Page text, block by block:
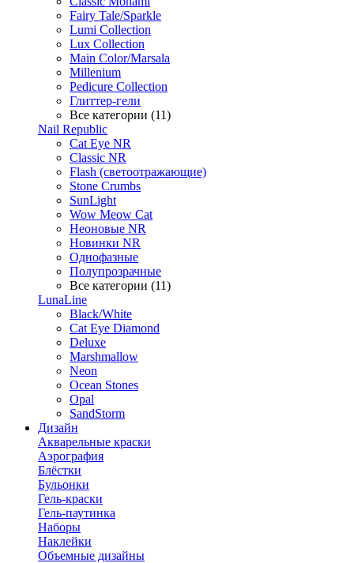
Fairy Tale/Sparkle
Lumi Collection
Lux Collection
Main Color/Marsala
Millenium
Pedicure Collection
Глиттер-гели
Все категории (11)
Nail Republic
Cat Eye NR
Classic NR
Flash (светоотражающие)
Stone Crumbs
SunLight
Wow Meow Cat
Неоновые NR
Новинки NR
Однофазные
Полупрозрачные
Все категории (11)
LunaLine
Black/White
Cat Eye Diamond
Deluxe
Marshmallow
Neon
Ocean Stones
Opal
SandStorm
Дизайн
Акварельные краски
Аэрография
Блёстки
Бульонки
Гель-краски
Гель-паутинка
Наборы
Наклейки
Объемные дизайны